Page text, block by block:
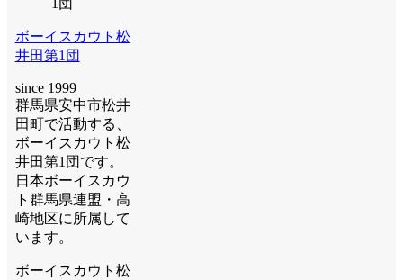
ボーイスカウト松
井田第1団
since 1999
群馬県安中市松井
田町で活動する、
ボーイスカウト松
井田第1団です。
日本ボーイスカウ
ト群馬県連盟・高
崎地区に所属して
います。
ボーイスカウト松